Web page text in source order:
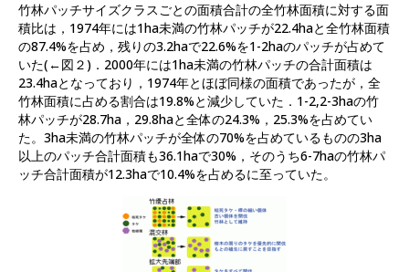
竹林パッチサイズクラスごとの面積合計の全竹林面積に対する面
積比は，1974年には1ha未満の竹林パッチが22.4haと全竹林面積
の87.4%を占め，残りの3.2haで22.6%を1-2haのパッチが占めて
いた(←図２)．2000年には1ha未満の竹林パッチの合計面積は
23.4haとなっており，1974年とほぼ同様の面積であったが，全
竹林面積に占める割合は19.8%と減少していた．1-2,2-3haの竹
林パッチが28.7ha，29.8haと全体の24.3%，25.3%を占めてい
た。3ha未満の竹林パッチが全体の70%を占めているものの3ha
以上のパッチ合計面積も36.1haで30%，そのうち6-7haの竹林パ
ッチ合計面積が12.3haで10.4%を占めるに至っていた。